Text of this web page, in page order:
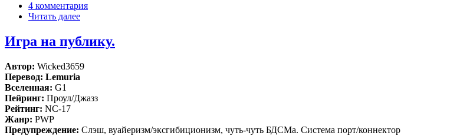
4 комментария
Читать далее
Игра на публику.
Автор: Wicked3659
Перевод: Lemuria
Вселенная: G1
Пейринг: Проул/Джазз
Рейтинг: NC-17
Жанр: PWP
Предупреждение: Слэш, вуайеризм/эксгибиционизм, чуть-чуть БДСМа. Система порт/коннектор